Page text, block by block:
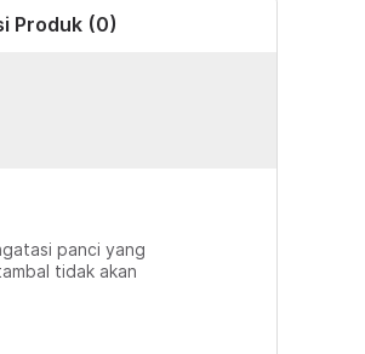
Produk (0)
panci yang
tidak akan